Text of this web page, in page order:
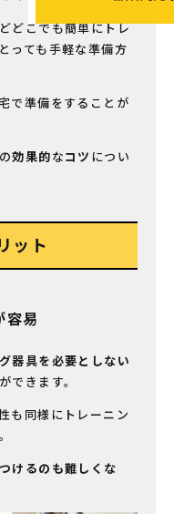
どこでも簡単にトレ
っても手軽な準備方
で準備をすることが
の効果的なコツ につい
ット
容易
器具を必要としない
できます。
も同様にトレーニン
けるのも難しくな